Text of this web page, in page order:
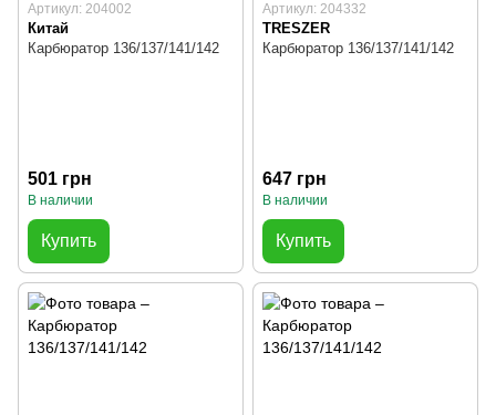
Артикул: 204002
Китай
Карбюратор 136/137/141/142
501 грн
В наличии
Купить
Артикул: 204332
TRESZER
Карбюратор 136/137/141/142
647 грн
В наличии
Купить